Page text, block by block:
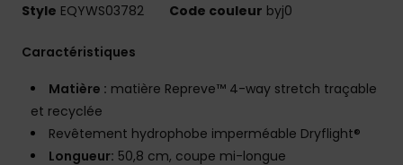
Style EQYWS03782 Code couleur byj0
Caractéristiques
Matière : matière Repreve™ 4-way stretch traçable
et recyclée
Revêtement hydrophobe imperméable Dryflight®
Longueur: 50,8 cm, coupe mi-longue